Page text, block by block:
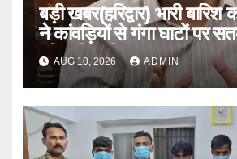
बड़ी खबर(हरिद्वार) भारी बारिश
ने कांवड़ियों से गंगा घाटों पर
की करी अपील ।
AUG 10, 2026 ADMIN